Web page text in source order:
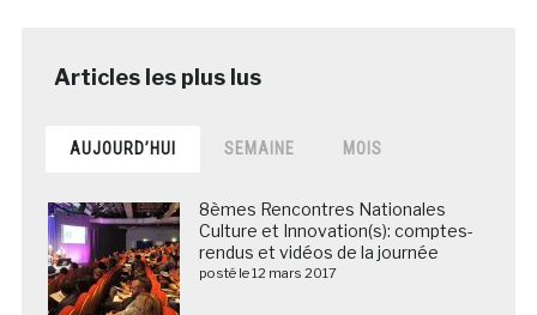
AUJOURD’HUI SEMAINE MOIS
8èmes Rencontres Nationales
Culture et Innovation(s): comptes-
rendus et vidéos de la journée
posté le 12 mars 2017